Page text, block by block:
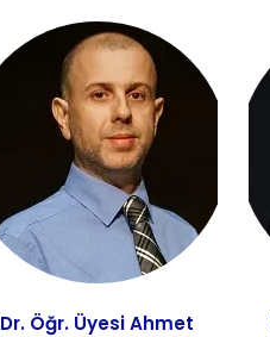
Dr. Öğr. Üyesi Ahmet